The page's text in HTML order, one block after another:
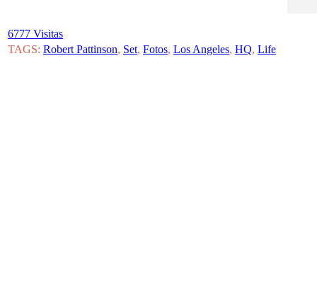
6777 Visitas
TAGS: Robert Pattinson, Set, Fotos, Los Angeles, HQ, Life